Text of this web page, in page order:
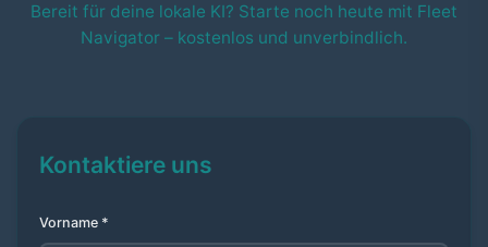
Bereit für deine lokale KI? Starte noch heute mit Fleet
Navigator – kostenlos und unverbindlich.
Kontaktiere uns
Vorname *